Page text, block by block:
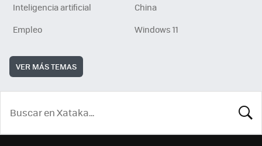
Inteligencia artificial
China
Empleo
Windows 11
VER MÁS TEMAS